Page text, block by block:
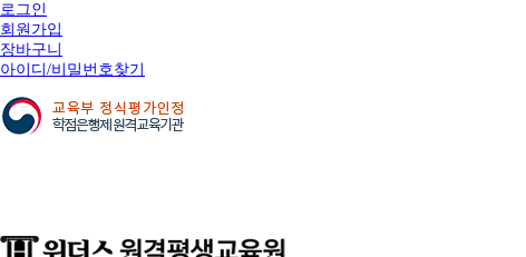
로그인
회원가입
장바구니
아이디/비밀번호찾기